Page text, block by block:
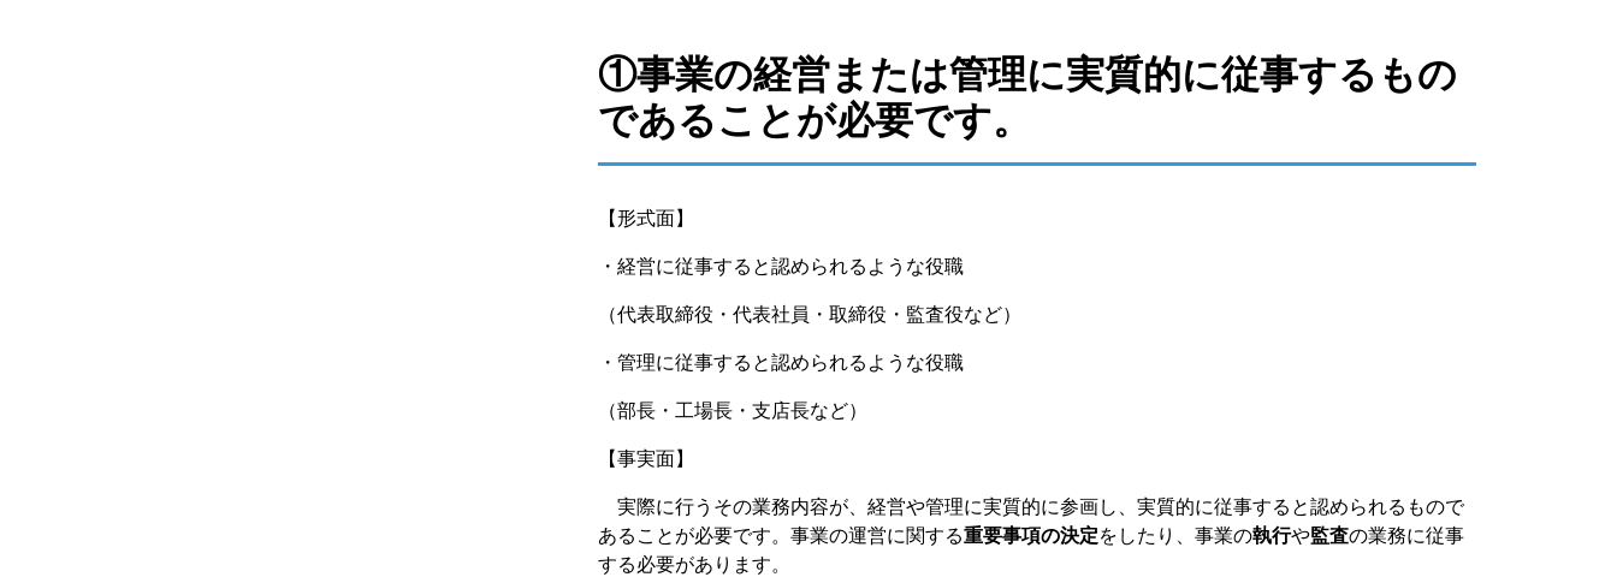
①事業の経営または管理に実質的に従事するもの
であることが必要です。
【形式面】
・経営に従事すると認められるような役職
（代表取締役・代表社員・取締役・監査役など）
・管理に従事すると認められるような役職
（部長・工場長・支店長など）
【事実面】
実際に行うその業務内容が、経営や管理に実質的に参画し、実質的に従事すると認められるもので
あることが必要です。事業の運営に関する重要事項の決定をしたり、事業の執行や監査の業務に従事
する必要があります。